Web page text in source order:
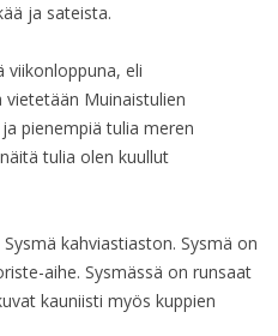
ja sateista.
viikonloppuna, eli
Muinaistulien
pienempiä tulia meren
tulia olen kuullut
kahviastiaston. Sysmä on
aihe. Sysmässä on runsaat
kauniisti myös kuppien